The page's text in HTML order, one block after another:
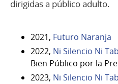
dirigidas a público adulto.
2021, Futuro Naranja
2022, Ni Silencio Ni
Bien Público por la
2023, Ni Silencio Ni